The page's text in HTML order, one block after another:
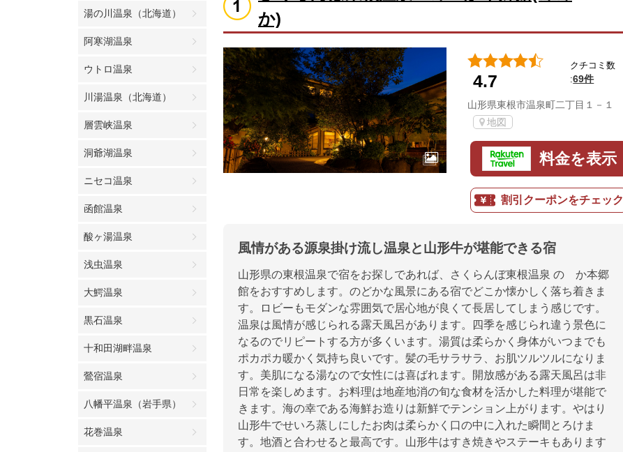
湯の川温泉（北海道）
阿寒湖温泉
ウトロ温泉
川湯温泉（北海道）
層雲峡温泉
洞爺湖温泉
ニセコ温泉
函館温泉
酸ヶ湯温泉
浅虫温泉
大鰐温泉
黒石温泉
十和田湖畔温泉
鶯宿温泉
八幡平温泉（岩手県）
花巻温泉
か)
4.7
クチコミ数
:69件
山形県東根市温泉町二丁目１－１
地図
料金を表示
割引クーポンをチェック
風情がある源泉掛け流し温泉と山形牛が堪能できる宿
山形県の東根温泉で宿をお探しであれば、さくらんぼ東根温泉 のゝか本郷
館をおすすめします。のどかな風景にある宿でどこか懐かしく落ち着きま
す。ロビーもモダンな雰囲気で居心地が良くて長居してしまう感じです。
温泉は風情が感じられる露天風呂があります。四季を感じられ違う景色に
なるのでリピートする方が多くいます。湯質は柔らかく身体がいつまでも
ポカポカ暖かく気持ち良いです。髪の毛サラサラ、お肌ツルツルになりま
す。美肌になる湯なので女性には喜ばれます。開放感がある露天風呂は非
日常を楽しめます。お料理は地産地消の旬な食材を活かした料理が堪能で
きます。海の幸である海鮮お造りは新鮮でテンション上がります。やはり
山形牛でせいろ蒸しにしたお肉は柔らかく口の中に入れた瞬間とろけま
す。地酒と合わせると最高です。山形牛はすき焼きやステーキもあります